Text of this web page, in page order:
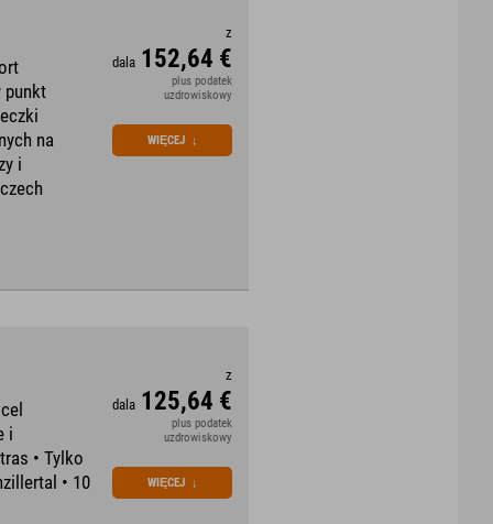
punkt
na
i
z
dala 152,64 €
plus podatek
uzdrowiskowy
WIĘCEJ ↓
i
• Tylko
• 10
z
dala 125,64 €
plus podatek
uzdrowiskowy
WIĘCEJ ↓